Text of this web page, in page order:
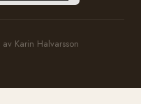
Karin Halvarsson